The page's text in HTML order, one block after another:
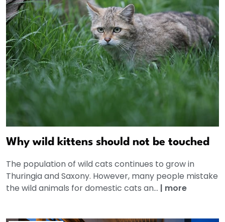
Why wild kittens should not be touched
The population of wild cats continues to grow in
Thuringia and Saxony. However, many people mistake
the wild animals for domestic cats an... | more